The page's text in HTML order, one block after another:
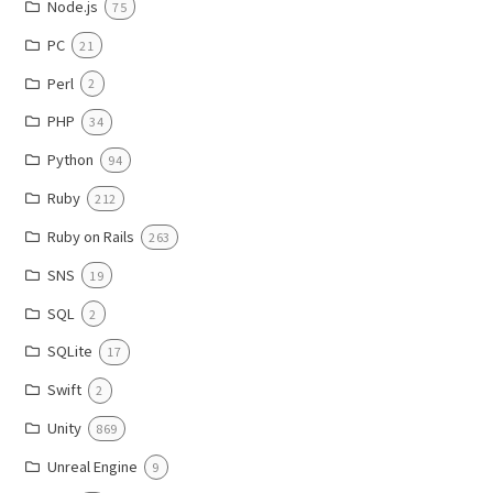
Node.js 75
PC 21
Perl 2
PHP 34
Python 94
Ruby 212
Ruby on Rails 263
SNS 19
SQL 2
SQLite 17
Swift 2
Unity 869
Unreal Engine 9